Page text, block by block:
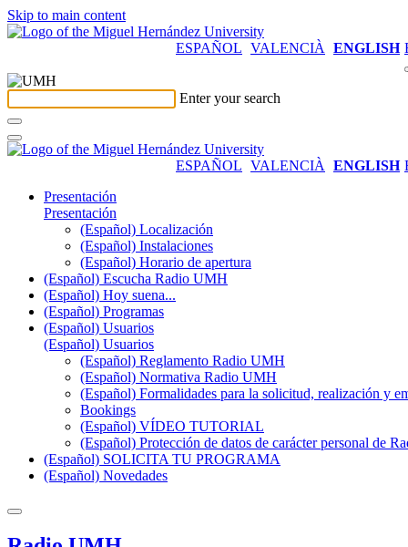
Skip to main content
ESPAÑOL VALENCIÀ ENGLISH
Enter your search
ESPAÑOL VALENCIÀ ENGLISH
Presentación
Presentación
(Español) Localización
(Español) Instalaciones
(Español) Horario de apertura
(Español) Escucha Radio UMH
(Español) Hoy suena...
(Español) Programas
(Español) Usuarios
(Español) Usuarios
(Español) Reglamento Radio UMH
(Español) Normativa Radio UMH
(Español) Formalidades para la solicitud, realización y
Bookings
(Español) VÍDEO TUTORIAL
(Español) Protección de datos de carácter personal de
(Español) SOLICITA TU PROGRAMA
(Español) Novedades